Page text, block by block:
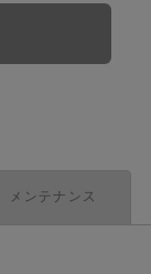
メンテナンス